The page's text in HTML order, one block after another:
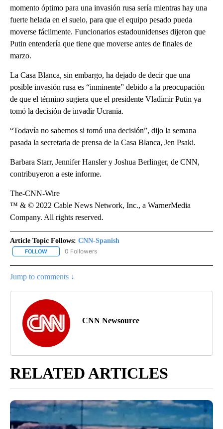
momento óptimo para una invasión rusa sería mientras hay una
fuerte helada en el suelo, para que el equipo pesado pueda
moverse fácilmente. Funcionarios estadounidenses dijeron que
Putin entendería que tiene que moverse antes de finales de
marzo.
La Casa Blanca, sin embargo, ha dejado de decir que una
posible invasión rusa es “inminente” debido a la preocupación
de que el término sugiera que el presidente Vladimir Putin ya
tomó la decisión de invadir Ucrania.
“Todavía no sabemos si tomó una decisión”, dijo la semana
pasada la secretaria de prensa de la Casa Blanca, Jen Psaki.
Barbara Starr, Jennifer Hansler y Joshua Berlinger, de CNN,
contribuyeron a este informe.
The-CNN-Wire
™ & © 2022 Cable News Network, Inc., a WarnerMedia
Company. All rights reserved.
Article Topic Follows: CNN-Spanish
FOLLOW FOLLOW "CNN-SPANISH" TO RECEIVE NOTIFICATIONS ABOUT
0 Followers
Jump to comments ↓
CNN Newsource
RELATED ARTICLES